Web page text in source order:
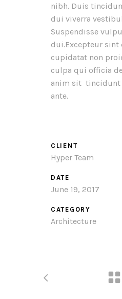
nibh. Duis
dui viverra
Suspendisse
dui.Excepteur sint
cupidatat non
culpa qui officia
anim sit tincidunt
ante.
CLIENT
Hyper Team
DATE
June 19, 2017
CATEGORY
Architecture